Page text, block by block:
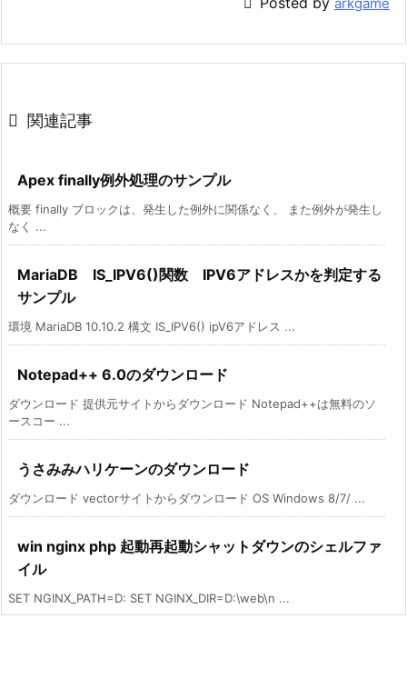
 関連記事
Apex finally例外処理のサンプル
概要 finally ブロックは、発生した例外に関係なく、 また例外が発生し
なく ...
MariaDB IS_IPV6()関数 IPV6アドレスかを判定する
サンプル
環境 MariaDB 10.10.2 構文 IS_IPV6() ipV6アドレス ...
Notepad++ 6.0のダウンロード
ダウンロード 提供元サイトからダウンロード Notepad++は無料のソ
ースコー ...
うさみみハリケーンのダウンロード
ダウンロード vectorサイトからダウンロード OS Windows 8/7/ ...
win nginx php 起動再起動シャットダウンのシェルファ
イル
SET NGINX_PATH=D: SET NGINX_DIR=D:\web\n ...